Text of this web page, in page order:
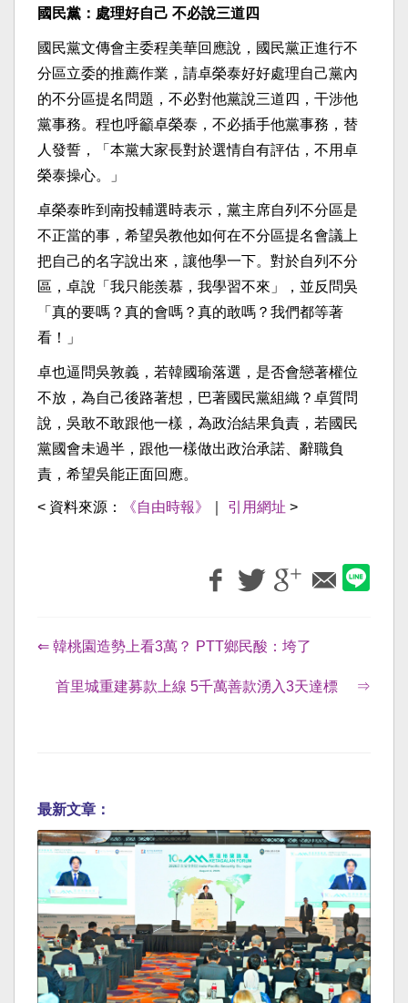
國民黨：處理好自己 不必說三道四
國民黨文傳會主委程美華回應說，國民黨正進行不
分區立委的推薦作業，請卓榮泰好好處理自己黨內
的不分區提名問題，不必對他黨說三道四，干涉他
黨事務。程也呼籲卓榮泰，不必插手他黨事務，替
人發誓，「本黨大家長對於選情自有評估，不用卓
榮泰操心。」
卓榮泰昨到南投輔選時表示，黨主席自列不分區是
不正當的事，希望吳教他如何在不分區提名會議上
把自己的名字說出來，讓他學一下。對於自列不分
區，卓說「我只能羨慕，我學習不來」，並反問吳
「真的要嗎？真的會嗎？真的敢嗎？我們都等著
看！」
卓也逼問吳敦義，若韓國瑜落選，是否會戀著權位
不放，為自己後路著想，巴著國民黨組織？卓質問
說，吳敢不敢跟他一樣，為政治結果負責，若國民
黨國會未過半，跟他一樣做出政治承諾、辭職負
責，希望吳能正面回應。
< 資料來源： 《自由時報》 引用網址 >
⇐ 韓桃園造勢上看3萬？ PTT鄉民酸：垮了
首里城重建募款上線 5千萬善款湧入3天達標 ⇒
最新文章：